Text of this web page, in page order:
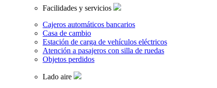
Facilidades y servicios
Cajeros automáticos bancarios
Casa de cambio
Estación de carga de vehículos eléctricos
Atención a pasajeros con silla de ruedas
Objetos perdidos
Lado aire